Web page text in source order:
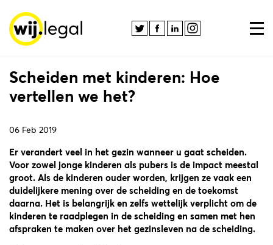
Scheiden met kinderen: Hoe
vertellen we het?
06 Feb 2019
Er verandert veel in het gezin wanneer u gaat scheiden.
Voor zowel jonge kinderen als pubers is de impact meestal
groot. Als de kinderen ouder worden, krijgen ze vaak een
duidelijkere mening over de scheiding en de toekomst
daarna. Het is belangrijk en zelfs wettelijk verplicht om de
kinderen te raadplegen in de scheiding en samen met hen
afspraken te maken over het gezinsleven na de scheiding.